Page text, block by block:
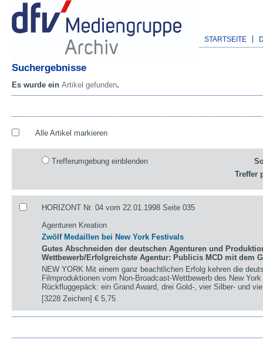
STARTSEITE
Suchergebnisse
Es wurde ein Artikel gefunden.
Alle Artikel markieren
Trefferumgebung einblenden
Treffer
HORIZONT Nr. 04 vom 22.01.1998 Seite 035
Agenturen Kreation
Zwölf Medaillen bei New York Festivals
Gutes Abschneiden der deutschen Agenturen und
Wettbewerb/Erfolgreichste Agentur: Publicis MCD mit dem
NEW YORK Mit einem ganz beachtlichen Erfolg kehren die
Filmproduktionen vom Non-Broadcast-Wettbewerb des New
Rückfluggepäck: ein Grand Award, drei Gold-, vier Silber- und
[3228 Zeichen]€ 5,75